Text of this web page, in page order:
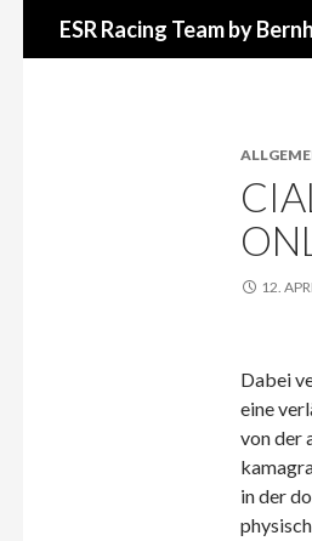
ESR Racing Team by
12.
Dabei
eine
von der
in der